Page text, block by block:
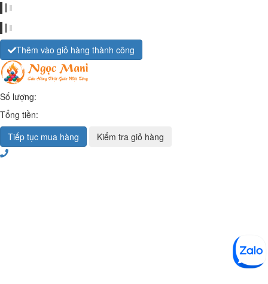
Thêm vào giỏ hàng thành công
Số lượng:
Tổng tiền:
Tiếp tục mua hàng
Kiểm tra giỏ hàng